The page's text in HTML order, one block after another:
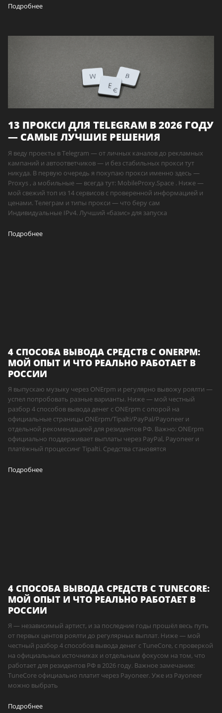
Подробнее
13 ПРОКСИ ДЛЯ TELEGRAM В 2026 ГОДУ
— САМЫЕ ЛУЧШИЕ РЕШЕНИЯ
Я веду проекты в Telegram — от личных каналов до рекламных
кампаний и автоответчиков — и без стабильных прокси тут
никуда. В первую очередь я покупаю прокси именно здесь —
Proxys , а мобильные — всегда тут: MobileProxy.Space . Ниже —
мой свежий топ из 14 сервисов с проверенной информацией и
ценами. Телеграм и типы прокси — что беру сам
Индивидуальные IPv4. Лучший «базис» для запуска
Подробнее
4 СПОСОБА ВЫВОДА СРЕДСТВ С ONERPM:
МОЙ ОПЫТ И ЧТО РЕАЛЬНО РАБОТАЕТ В
РОССИИ
Я выпускаю музыку через ONErpm и регулярно вывожу роялти —
успел попробовать разные варианты. Ниже — мой честный
разбор 4 способов вывода денег с ONErpm с опорой на
официальные страницы ONErpm/Tipalti/PayPal/Payoneer и
отдельной рекомендацией для резидентов РФ. Важно: ONErpm
официально поддерживает выплаты через PayPal, Payoneer и
платёжный процессинг Tipalti. Средства становятся
Подробнее
4 СПОСОБА ВЫВОДА СРЕДСТВ С TUNECORE:
МОЙ ОПЫТ И ЧТО РЕАЛЬНО РАБОТАЕТ В
РОССИИ
Я — независимый артист, и за последние годы прошёл весь путь
от первых центов роялти до регулярных выплат. Ниже — мой
честный разбор 4 способов вывода денег с TuneCore, с проверкой
на официальных источниках и отдельным фокусом на том, что
работает для резидентов РФ в 2026 году. Важное замечание:
TuneCore официально платит через Payoneer. Уже из Payoneer
можно выбрать
Подробнее